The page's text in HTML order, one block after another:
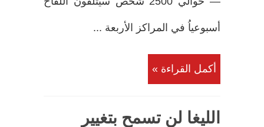
أسبوعياُ في المراكز الأربعة ...
أكمل القراءة »
الليغا لن تسمح بتغيير